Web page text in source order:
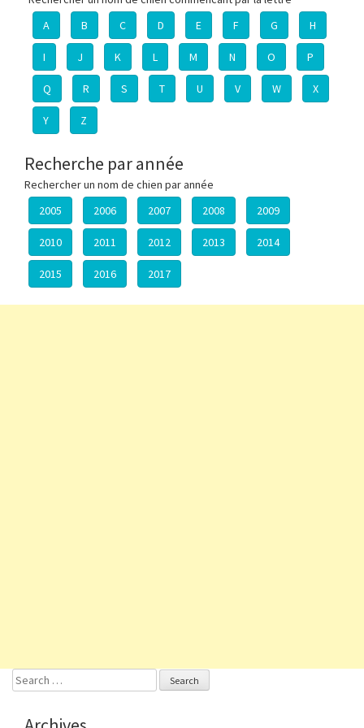
A
B C D E F G H
I J K L M N O P
Q R S T U V W X
Y Z
Recherche par année
Rechercher un nom de chien par année
2005
2006 2007 2008 2009
2010 2011 2012 2013 2014
2015 2016 2017
Search